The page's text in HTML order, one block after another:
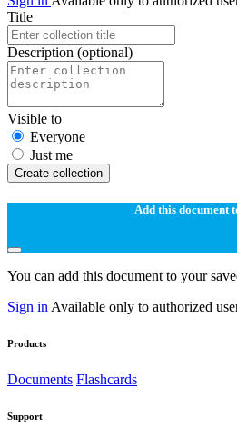
Title
Description (optional)
Visible to
Everyone
Just me
Create collection
Add this document
You can add this document to your
Sign in Available only to authorized
Products
Documents Flashcards
Support